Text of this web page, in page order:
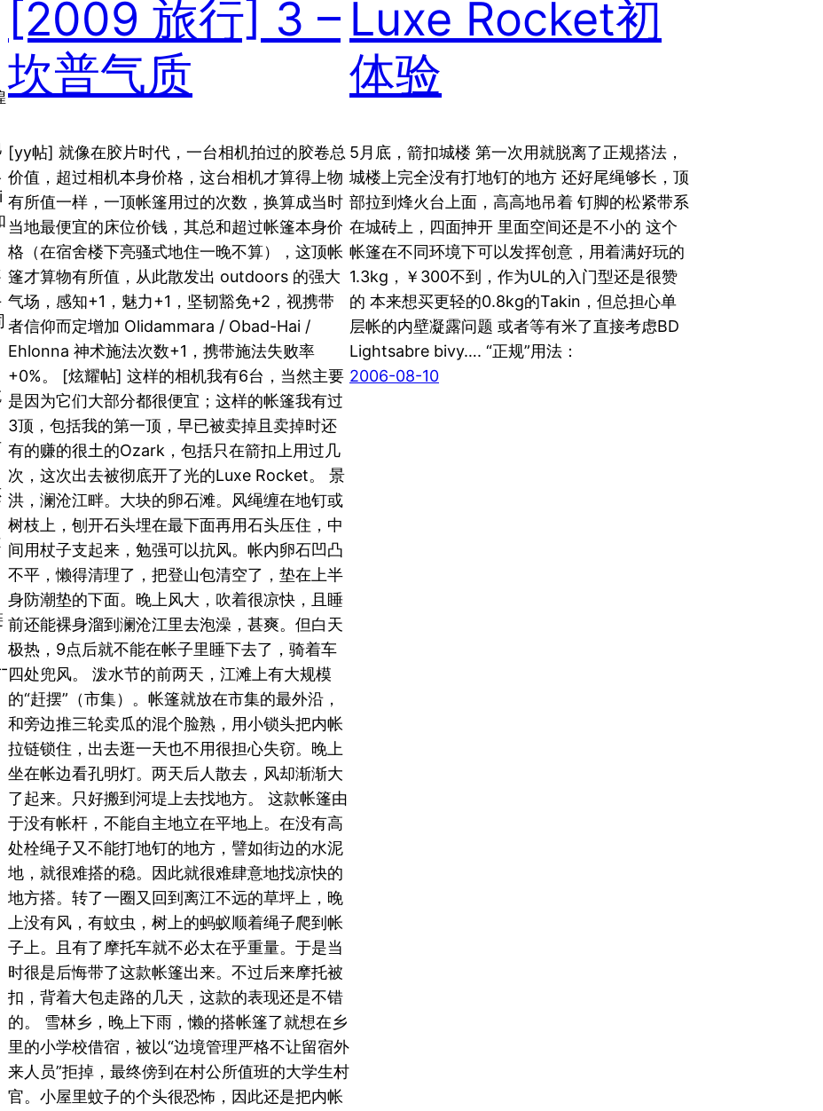
[2009 旅行] 3 –
坎普气质
[yy帖] 就像在胶片时代，一台相机拍过的胶卷总
价值，超过相机本身价格，这台相机才算得上物
有所值一样，一顶帐篷用过的次数，换算成当时
当地最便宜的床位价钱，其总和超过帐篷本身价
格（在宿舍楼下亮骚式地住一晚不算），这顶帐
篷才算物有所值，从此散发出 outdoors 的强大
气场，感知+1，魅力+1，坚韧豁免+2，视携带
者信仰而定增加 Olidammara / Obad-Hai /
Ehlonna 神术施法次数+1，携带施法失败率
+0%。 [炫耀帖] 这样的相机我有6台，当然主要
是因为它们大部分都很便宜；这样的帐篷我有过
3顶，包括我的第一顶，早已被卖掉且卖掉时还
有的赚的很土的Ozark，包括只在箭扣上用过几
次，这次出去被彻底开了光的Luxe Rocket。 景
洪，澜沧江畔。大块的卵石滩。风绳缠在地钉或
树枝上，刨开石头埋在最下面再用石头压住，中
间用杖子支起来，勉强可以抗风。帐内卵石凹凸
不平，懒得清理了，把登山包清空了，垫在上半
身防潮垫的下面。晚上风大，吹着很凉快，且睡
前还能裸身溜到澜沧江里去泡澡，甚爽。但白天
极热，9点后就不能在帐子里睡下去了，骑着车
四处兜风。 泼水节的前两天，江滩上有大规模
的“赶摆”（市集）。帐篷就放在市集的最外沿，
和旁边推三轮卖瓜的混个脸熟，用小锁头把内帐
拉链锁住，出去逛一天也不用很担心失窃。晚上
坐在帐边看孔明灯。两天后人散去，风却渐渐大
了起来。只好搬到河堤上去找地方。 这款帐篷由
于没有帐杆，不能自主地立在平地上。在没有高
处栓绳子又不能打地钉的地方，譬如街边的水泥
地，就很难搭的稳。因此就很难肆意地找凉快的
地方搭。转了一圈又回到离江不远的草坪上，晚
上没有风，有蚊虫，树上的蚂蚁顺着绳子爬到帐
子上。且有了摩托车就不必太在乎重量。于是当
时很是后悔带了这款帐篷出来。不过后来摩托被
扣，背着大包走路的几天，这款的表现还是不错
的。 雪林乡，晚上下雨，懒的搭帐篷了就想在乡
里的小学校借宿，被以“边境管理严格不让留宿外
来人员”拒掉，最终傍到在村公所值班的大学生村
官。小屋里蚊子的个头很恐怖，因此还是把内帐
Luxe Rocket初
体验
5月底，箭扣城楼 第一次用就脱离了正规搭法，
城楼上完全没有打地钉的地方 还好尾绳够长，顶
部拉到烽火台上面，高高地吊着 钉脚的松紧带系
在城砖上，四面抻开 里面空间还是不小的 这个
帐篷在不同环境下可以发挥创意，用着满好玩的
1.3kg，￥300不到，作为UL的入门型还是很赞
的 本来想买更轻的0.8kg的Takin，但总担心单
层帐的内壁凝露问题 或者等有米了直接考虑BD
Lightsabre bivy…. “正规”用法：
2006-08-10